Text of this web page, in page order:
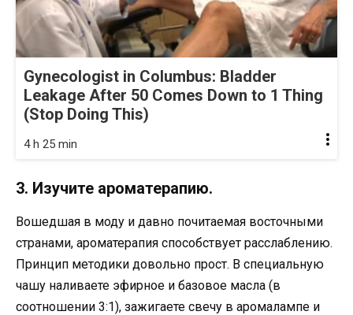
Gynecologist in Columbus: Bladder
Leakage After 50 Comes Down to 1 Thing
(Stop Doing This)
4 h 25 min
3. Изучите ароматерапию.
Вошедшая в моду и давно почитаемая восточными
странами, ароматерапия способствует расслаблению.
Принцип методики довольно прост. В специальную
чашу наливаете эфирное и базовое масла (в
соотношении 3:1), зажигаете свечу в аромалампе и